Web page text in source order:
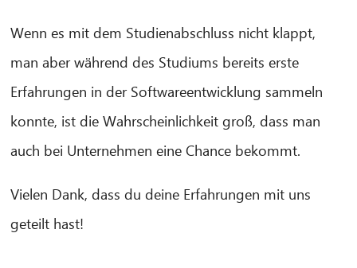
Wenn es mit dem Studienabschluss nicht klappt,
man aber während des Studiums bereits erste
Erfahrungen in der Softwareentwicklung sammeln
konnte, ist die Wahrscheinlichkeit groß, dass man
auch bei Unternehmen eine Chance bekommt.
Vielen Dank, dass du deine Erfahrungen mit uns
geteilt hast!